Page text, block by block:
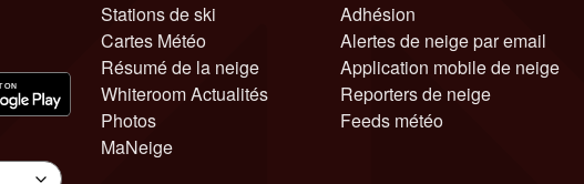
Stations de ski
Cartes Météo
Résumé de la neige
Whiteroom Actualités
Photos
MaNeige
Adhésion
Alertes de neige par email
Application mobile de neige
Reporters de neige
Feeds météo